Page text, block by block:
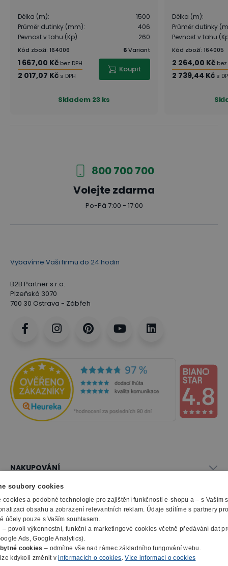
Délka (m):
1500
Průměr dutinky (mm):
406
Pevnost v tahu (Kp): 260
Kód zboží: 164006 6Variant
1 667,00 Kč bez DPH
2 017,07 Kč s DPH
Koupit
Skladem 23 ks
Délka (m):
Průměr dutinky
Pevnost v tahu
Kód zboží: 164005
2 264,00 Kč bez
2 739,44 Kč s
800 700 700
Volejte zdarma
Po-Pá 7:00 - 17:00
Vybavíme Vaši firmu do 24 hodin
B2B Partner s.r.o.
Plzeňská 3070
700 30 Ostrava - Zábřeh
NAKUPOVÁNÍ
Vše o nákupu
Obchodní podmínky
Doprava a montáž
Možnosti platby
Záruka, servis, reklamace
Ochrana osobních údajů
Informace o cookies
SLUŽBY
Naše katalogy
Reklamační formulář
Výroba kancelářského nábytku
Zpracování elektroodpadu
E-Procurement
O FIRMĚ
O nás
Kontakty
© 2010 - 2026 B2B Partner s.r.o. - Všechna práva vyhrazena.
soubory cookies
cookies a podobné technologie pro zajištění funkčnosti e-shopu a – s Vaším
obsahu a zobrazení relevantních reklam. Údaje sdílíme s partnery
účely pouze s Vaším souhlasem.
– povolí výkonnostní, funkční a marketingové cookies včetně předávání dat
Ads, Google Analytics).
cookies – odmítne vše nad rámec základního fungování webu.
kdykoli změnit vinformacích o cookies. Více informací o cookies